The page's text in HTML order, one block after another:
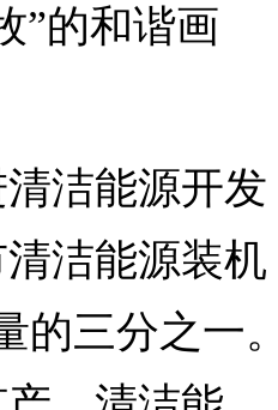
”的和谐画
洁能源开发
洁能源装机
的三分之一。